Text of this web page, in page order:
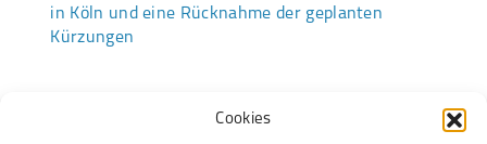
Cookies
in Köln und eine Rücknahme der geplanten
Kürzungen